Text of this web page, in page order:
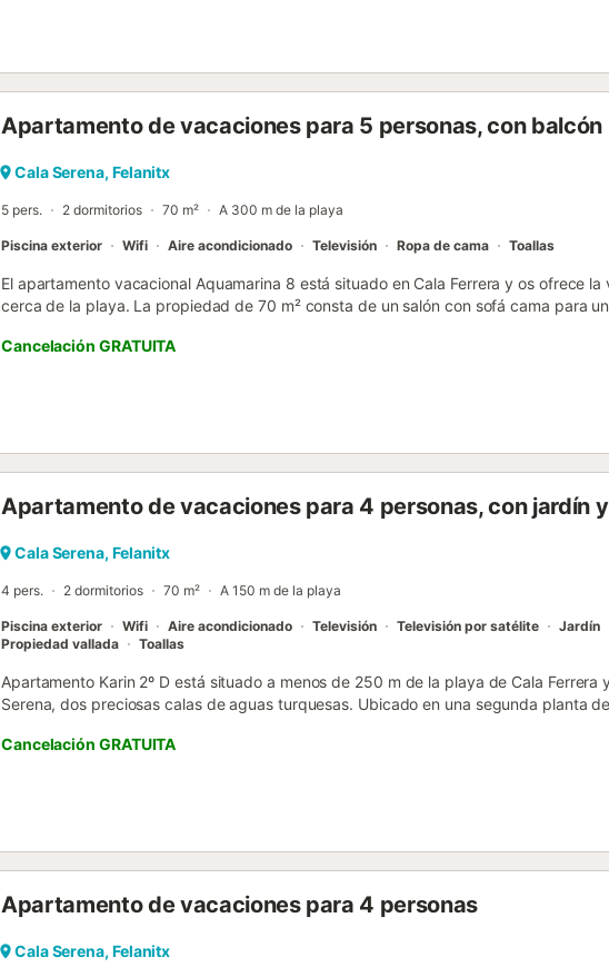
Apartamento de vacaciones para 5 personas, con balcón
Cala Serena, Felanitx
5 pers. 2 dormitorios 70 m² A 300 m de la playa
Piscina exterior Wifi Aire acondicionado Televisión Ropa de cama Toallas
El apartamento vacacional Aquamarina 8 está situado en Cala Ferrera y os ofrece
cerca de la playa. La propiedad de 70 m² consta de un salón con sofá cama para
adicionales se incluyen Wi-Fi, TV y aire acondicionado. También hay una cuna
disponer de una caja fuerte por un coste adicional. Disfrutad de una zona exterior
así como del acceso a una zona exterior compartida que cuenta con piscina. Hay
en la calle. No se admiten mascotas. Tened en cuenta que hay gallos en la zona
Cancelación GRATUITA
Apartamento de vacaciones para 4 personas, con jardín
Cala Serena, Felanitx
4 pers. 2 dormitorios 70 m² A 150 m de la playa
Piscina exterior Wifi Aire acondicionado Televisión Televisión por satélite Jardín
Propiedad vallada
Toallas
Apartamento Karin 2º D está situado a menos de 250 m de la playa de Cala Ferrera
Serena, dos preciosas calas de aguas turquesas. Ubicado en una segunda planta
Dispone de salón-comedor con sofá cama, cocina americana totalmente equipada, 2
camas individuales y baño completo. Ofrece todas las comodidades para unas
Wi-Fi, aire acondicionado, Smart TV, lavadora, cafetera, secador de pelo, además
exterior, cuenta con un balcón amueblado ideal para relajarse. Supermercado y
Cancelación GRATUITA
Apartamento de vacaciones para 4 personas
Cala Serena, Felanitx